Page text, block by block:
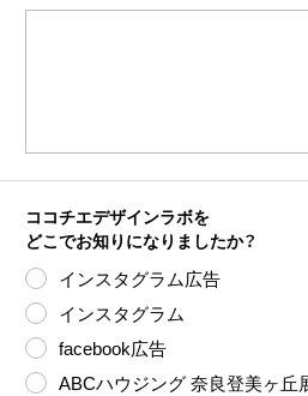
ココチエデザインラボを
どこでお知りになりましたか？
インスタグラム広告
インスタグラム
facebook広告
ABCハウジング 奈良登美ヶ丘展